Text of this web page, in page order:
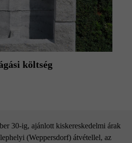
költség
30-ig, ajánlott kiskereskedelmi árak
(Weppersdorf) átvétellel, az